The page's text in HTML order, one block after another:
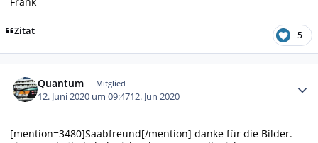
Zitat 5
Quantum Mitglied
12. Juni 2020 um 09:4712. Jun 2020
[mention=3480]Saabfreund[/mention] danke für die Bilder.